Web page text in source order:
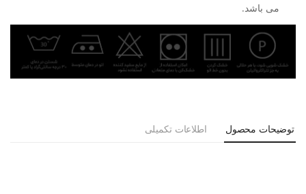
می باشد.
توضیحات محصول اطلاعات تکمیلی